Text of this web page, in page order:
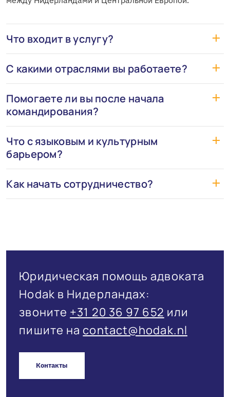
Что входит в услугу?
С какими отраслями вы работаете?
Помогаете ли вы после начала
командирования?
Что с языковым и культурным
барьером?
Как начать сотрудничество?
Юридическая помощь адвоката
Hodak в Нидерландах:
звоните +31 20 36 97 652 или
пишите на contact@hodak.nl
Контакты